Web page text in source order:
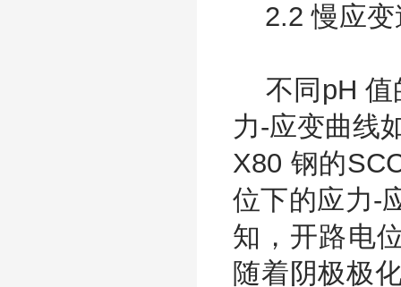
2.2 慢应变
不同pH 值
力-应变曲线
X80 钢的
位下的应力-
知，开路电
随着阴极极